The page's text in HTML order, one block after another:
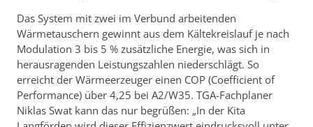
Das System mit zwei im Verbund arbeitenden
Wärmetauschern gewinnt aus dem Kältekreislauf je nach
Modulation 3 bis 5 % zusätzliche Energie, was sich in
herausragenden Leistungszahlen niederschlägt. So
erreicht der Wärmeerzeuger einen COP (Coefficient of
Performance) über 4,25 bei A2/W35. TGA-Fachplaner
Niklas Swat kann das nur begrüßen: „In der Kita